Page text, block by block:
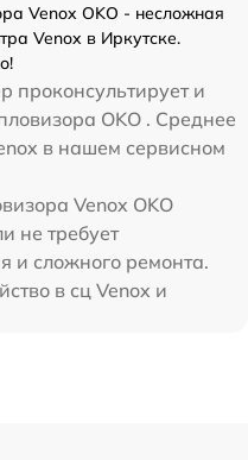
Venox OKO - несложная
Venox в Иркутске.
проконсультирует и
OKO . Среднее
в нашем сервисном
Venox OKO
не требует
и сложного ремонта.
в сц Venox и